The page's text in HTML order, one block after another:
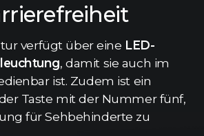
verfügt über eine LED-
, damit sie auch im
ist. Zudem ist ein
Taste mit der Nummer fünf,
für Sehbehinderte zu